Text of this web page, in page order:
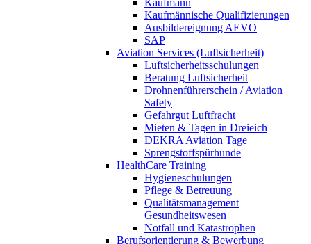
Kaufmännische Qualifizierungen
Ausbildereignung AEVO
SAP
Aviation Services (Luftsicherheit)
Luftsicherheitsschulungen
Beratung Luftsicherheit
Drohnenführerschein / Aviation
Safety
Gefahrgut Luftfracht
Mieten & Tagen in Dreieich
DEKRA Aviation Tage
Sprengstoffspürhunde
HealthCare Training
Hygieneschulungen
Pflege & Betreuung
Qualitätsmanagement
Gesundheitswesen
Notfall und Katastrophen
Berufsorientierung & Bewerbung